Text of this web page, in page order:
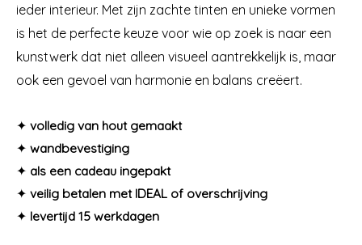
ieder interieur. Met zijn zachte tinten en unieke vormen
is het de perfecte keuze voor wie op zoek is naar een
kunstwerk dat niet alleen visueel aantrekkelijk is, maar
ook een gevoel van harmonie en balans creëert.
✦ volledig van hout gemaakt
✦ wandbevestiging
✦ als een cadeau ingepakt
✦ veilig betalen met IDEAL of overschrijving
✦ levertijd 15 werkdagen